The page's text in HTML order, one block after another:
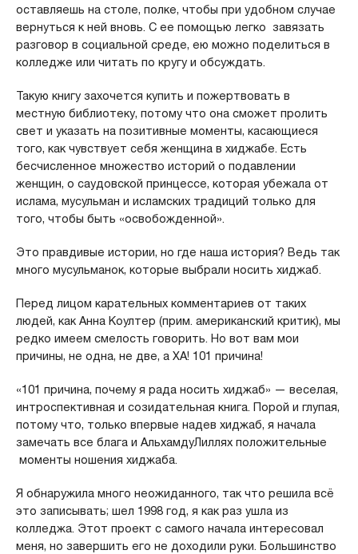
оставляешь на столе, полке, чтобы при удобном случае
вернуться к ней вновь. С ее помощью легко завязать
разговор в социальной среде, ею можно поделиться в
колледже или читать по кругу и обсуждать.
Такую книгу захочется купить и пожертвовать в
местную библиотеку, потому что она сможет пролить
свет и указать на позитивные моменты, касающиеся
того, как чувствует себя женщина в хиджабе. Есть
бесчисленное множество историй о подавлении
женщин, о саудовской принцессе, которая убежала от
ислама, мусульман и исламских традиций только для
того, чтобы быть «освобожденной».
Это правдивые истории, но где наша история? Ведь так
много мусульманок, которые выбрали носить хиджаб.
Перед лицом карательных комментариев от таких
людей, как Анна Коултер (прим. американский критик), мы
редко имеем смелость говорить. Но вот вам мои
причины, не одна, не две, а ХА! 101 причина!
«101 причина, почему я рада носить хиджаб» — веселая,
интроспективная и созидательная книга. Порой и глупая,
потому что, только впервые надев хиджаб, я начала
замечать все блага и АльхамдуЛиллях положительные
моменты ношения хиджаба.
Я обнаружила много неожиданного, так что решила всё
это записывать; шел 1998 год, я как раз ушла из
колледжа. Этот проект с самого начала интересовал
меня, но завершить его не доходили руки. Большинство